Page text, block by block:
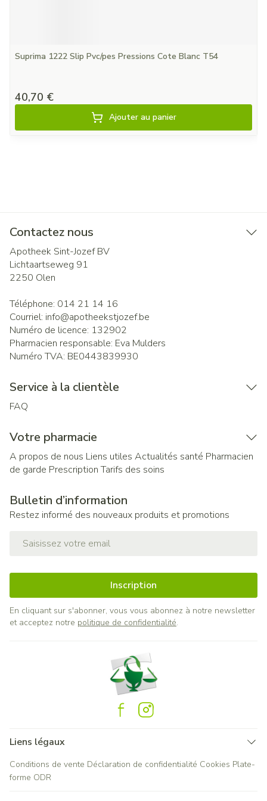
Suprima 1222 Slip Pvc/pes Pressions Cote Blanc T54
40,70 €
Ajouter au panier
Contactez nous
Apotheek Sint-Jozef BV
Lichtaartseweg 91
2250 Olen
Téléphone: 014 21 14 16
Courriel: info@apotheekstjozef.be
Numéro de licence: 132902
Pharmacien responsable: Eva Mulders
Numéro TVA: BE0443839930
Service à la clientèle
FAQ
Votre pharmacie
A propos de nous Liens utiles Actualités santé Pharmacien
de garde Prescription Tarifs des soins
Bulletin d’information
Restez informé des nouveaux produits et promotions
Inscription
En cliquant sur s'abonner, vous vous abonnez à notre newsletter
et acceptez notre politique de confidentialité.
Liens légaux
Conditions de vente Déclaration de confidentialité Cookies Plate-
forme ODR